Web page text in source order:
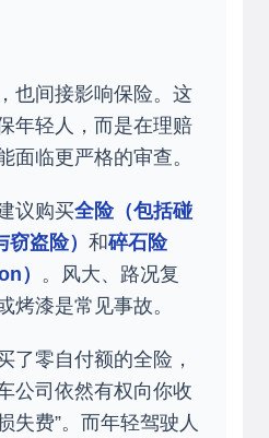
也间接影响保险。这
年轻人，而是在理赔
面临更严格的审查。
议购买全险（包括碰
盗险） 和碎石险
） 。风大、路况复
烤漆是常见事故。
了零自付额的全险，
公司依然有权向你收
失费”。而年轻驾驶人